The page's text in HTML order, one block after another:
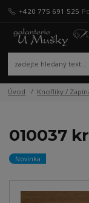
+420 775 691 525
Úvod Knoflíky /
010037
Novinka